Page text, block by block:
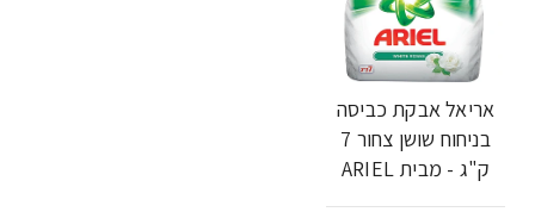
אריאל אבקת כביסה
בניחוח שושן צחור 7
ק"ג - מבית ARIEL